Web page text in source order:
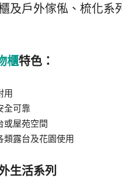
及戶外傢俬、梳化系
櫃特色：
用
全可靠
或屋苑空間
類露台及花園使用
生活系列